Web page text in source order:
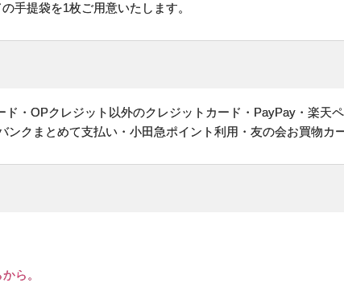
手提袋を1枚ご用意いたします。
・OPクレジット以外のクレジットカード・PayPay・楽天
ンクまとめて支払い・小田急ポイント利用・友の会お買物カ
ら。